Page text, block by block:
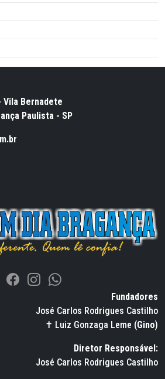
Vila Bernadete
Paulista - SP
Fundadores
José Carlos Rodrigues Castilho
✝ Luiz Gonzaga Leme (Gino)
Diretor Responsável:
José Carlos Rodrigues Castilho